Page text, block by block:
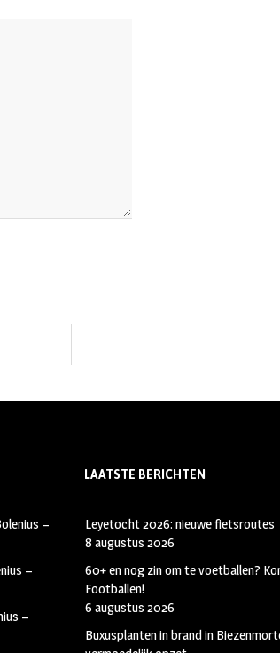
–
–
–
LAATSTE BERICHTEN
Leyetocht 2026: nieuwe fietsroutes
8 augustus 2026
60+ en nog zin om te voetballen?
Footballen!
6 augustus 2026
Buxusplanten in brand in